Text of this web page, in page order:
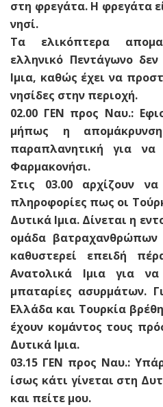
στη φρεγάτα. H φρεγάτα
νησί.
Τα ελικόπτερα
ελληνικό Πεντάγωνο
Ιμια, καθώς έχει να
νησίδες στην περιοχή.
02.00 ΓΕΝ προς Ναυ.:
μήπως η
παραπλανητική για να
Φαρμακονήσι.
Στις 03.00 αρχίζουν
πληροφορίες πως οι
Δυτικά Ιμια. Δίνεται η
ομάδα
καθυστερεί επειδή
Ανατολικά Ιμια για
μπαταρίες ασυρμάτων.
Ελλάδα και Τουρκία
έχουν κομάντος τους
Δυτικά Ιμια.
03.15 ΓΕΝ προς Ναυ.:
ίσως κάτι γίνεται στη
και πείτε μου.